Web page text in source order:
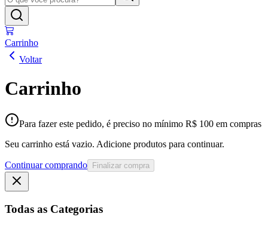
Carrinho
Voltar
Carrinho
Para fazer este pedido, é preciso no mínimo R$ 100 em compras
Seu carrinho está vazio. Adicione produtos para continuar.
Continuar comprando Finalizar compra
Todas as Categorias